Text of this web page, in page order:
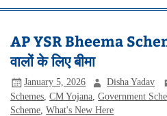
AP YSR Bheema
वालों के लिए बीमा
January 5, 2026 Disha Yadav
Schemes ,CM Yojana ,Government
Scheme ,What's New Here